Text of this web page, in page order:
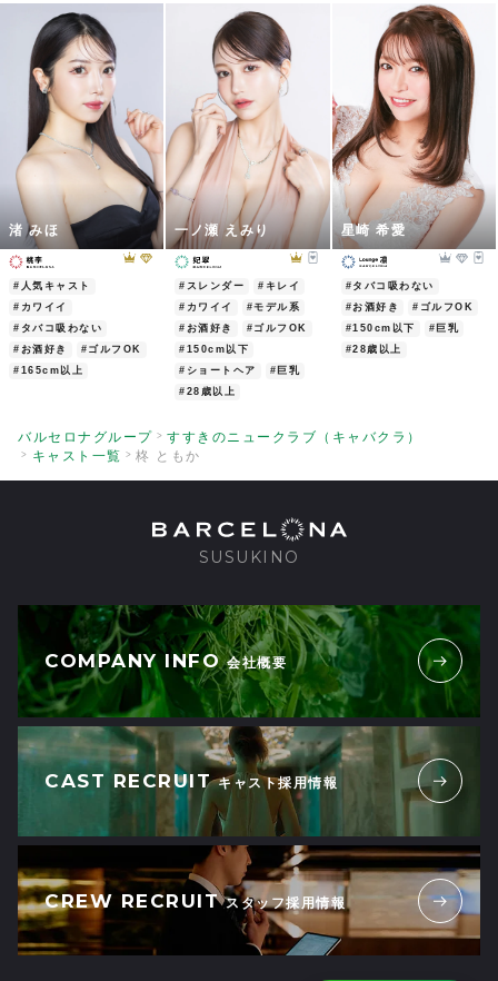
渚 みほ
#人気キャスト
#カワイイ
#タバコ吸わない
#お酒好き
#ゴルフOK
#165cm以上
一ノ瀬 えみり
#スレンダー
#キレイ
#カワイイ
#モデル系
#お酒好き
#ゴルフOK
#150cm以下
#ショートヘア
#巨乳
#28歳以上
星崎 希愛
#タバコ吸わない
#お酒好き
#ゴルフOK
#150cm以下
#巨乳
#28歳以上
バルセロナグループ
すすきのニュークラブ（キャバクラ）
キャスト一覧
柊 ともか
SUSUKINO
COMPANY INFO 会社概要
CAST RECRUIT キャスト採用情報
CREW RECRUIT スタッフ採用情報